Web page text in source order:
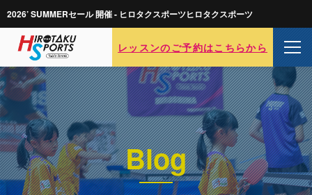
2026’ SUMMERセール 開催 - ヒロタクスポーツヒロタクスポーツ
レッスンのご予約はこちらから
Blog